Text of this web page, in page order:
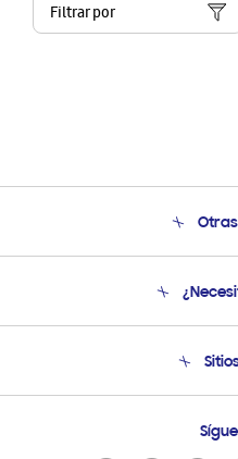
Filtrar por